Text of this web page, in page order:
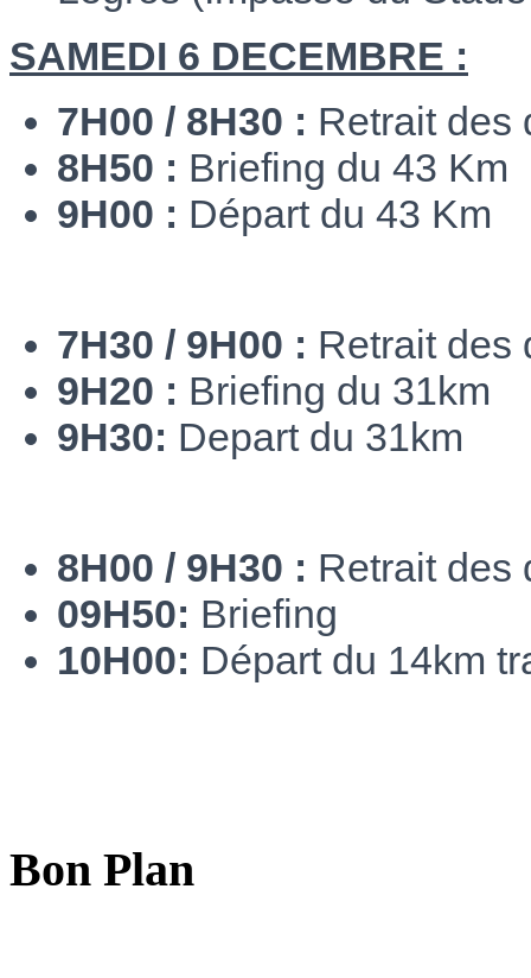
SAMEDI 6 DECEMBRE :
7H00 / 8H30 : Retrait des
8H50 : Briefing du 43 Km
9H00 : Départ du 43 Km
7H30 / 9H00 : Retrait des
9H20 : Briefing du 31km
9H30: Depart du 31km
8H00 / 9H30 : Retrait des
09H50: Briefing
10H00: Départ du 14km
Bon Plan